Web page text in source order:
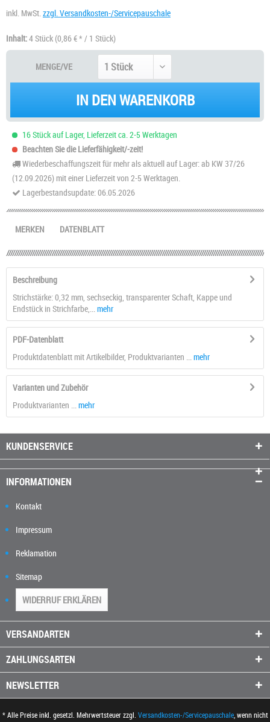
inkl. MwSt. zzgl. Versandkosten-/Servicepauschale
Inhalt:4 Stück (0,86 € * / 1 Stück)
MENGE/VE
IN DEN WARENKORB
16 Stück auf Lager, Lieferzeit ca. 2-5 Werktagen
Beachten Sie die Lieferfähigkeit/-zeit!
Wiederbeschaffungszeit für mehr als aktuell auf Lager: ab KW 37/26
(12.09.2026) mit einer Lieferzeit von 2-5 Werktagen.
Lagerbestandsupdate: 06.05.2026
DATENBLATT
MERKEN
Beschreibung
Strichstärke: 0,32 mm, sechseckig, transparenter Schaft, Kappe und
Endstück in Strichfarbe,...
mehr
PDF-Datenblatt
Produktdatenblatt mit Artikelbilder, Produktvarianten ... mehr
Varianten und Zubehör
Produktvarianten ... mehr
KUNDENSERVICE
INFORMATIONEN
Kontakt
Impressum
Reklamation
Sitemap
WIDERRUF ERKLÄREN
VERSANDARTEN
ZAHLUNGSARTEN
NEWSLETTER
* Alle Preise inkl. gesetzl. Mehrwertsteuer zzgl. Versandkosten-/Servicepauschale, wenn nicht